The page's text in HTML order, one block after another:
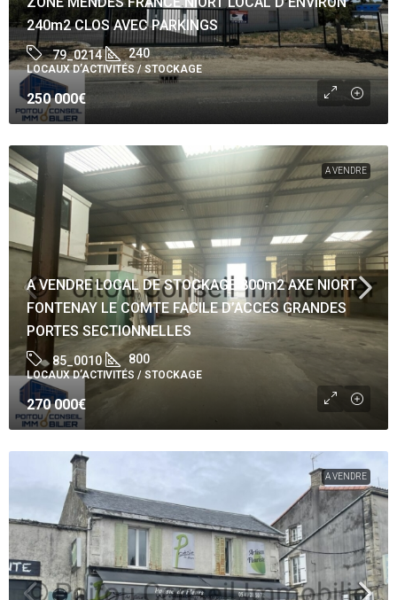
240m2 CLOS AVEC PARKINGS
79_0214 240
LOCAUX D’ACTIVITÉS / STOCKAGE
250 000€
A VENDRE
A VENDRE LOCAL DE STOCKAGE 800m2 AXE NIORT
FONTENAY LE COMTE FACILE D’ACCES GRANDES
PORTES SECTIONNELLES
85_0010 800
LOCAUX D’ACTIVITÉS / STOCKAGE
270 000€
A VENDRE